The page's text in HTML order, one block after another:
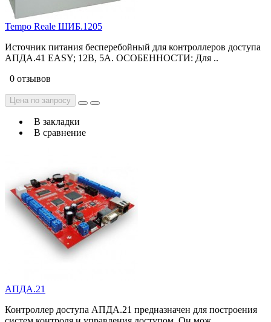
Tempo Reale ШИБ.1205
Источник питания бесперебойный для контроллеров доступа
АПДА.41 EASY; 12В, 5А. ОСОБЕННОСТИ: Для ..
0 отзывов
Цена по запросу
В закладки
В сравнение
АПДА.21
Контроллер доступа АПДА.21 предназначен для построения